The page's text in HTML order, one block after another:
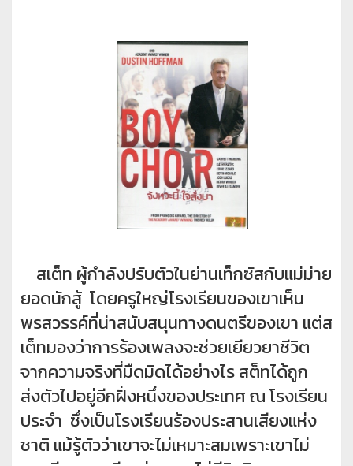
สเต็ท ผู้กำลังปรับตัวในย่านเท็กซัสกับแม่ม่าย
ยอดนักสู้ โดยครูใหญ่โรงเรียนของเขาเห็น
พรสวรรค์ที่น่าสนับสนุนทางดนตรีของเขา แต่ส
เต็ทมองว่าการร้องเพลงจะช่วยเยียวยาชีวิต
จากความจริงที่มืดมิดได้อย่างไร สต็ทได้ถูก
ส่งตัวไปอยู่อีกฝั่งหนึ่งของประเทศ ณ โรงเรียน
ประจำ ซึ่งเป็นโรงเรียนร้องประสานเสียงแห่ง
ชาติ แม้รู้ตัวว่าเขาจะไม่เหมาะสมเพราะเขาไม่